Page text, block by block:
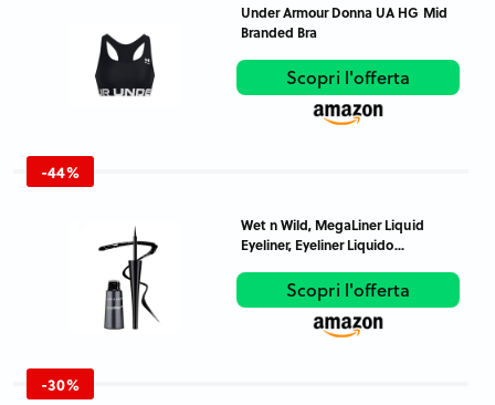
Under Armour Donna UA HG Mid
Branded Bra
Scopri l'offerta
-44%
Wet n Wild, MegaLiner Liquid
Eyeliner, Eyeliner Liquido...
Scopri l'offerta
-30%